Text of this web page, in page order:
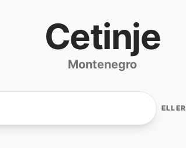
Cetinje
Montenegro
ELLER